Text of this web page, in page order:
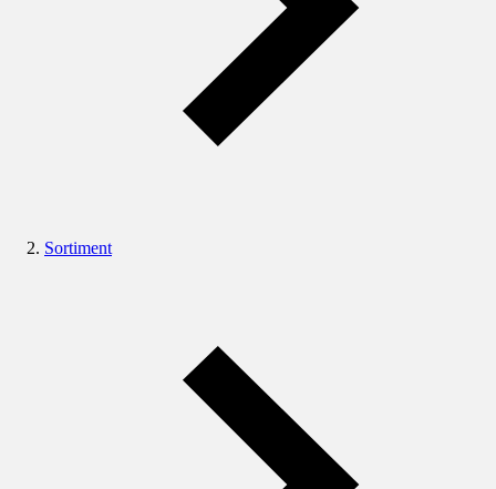
Sortiment